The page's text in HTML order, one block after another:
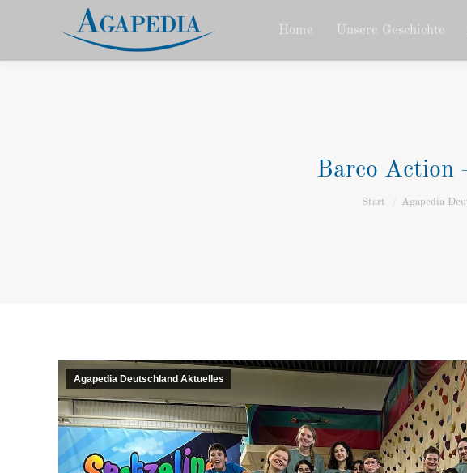
Home Unsere Geschichte
Barco Action
Sie befinden
Start Agapedia
Agapedia Deutschland Aktuelles